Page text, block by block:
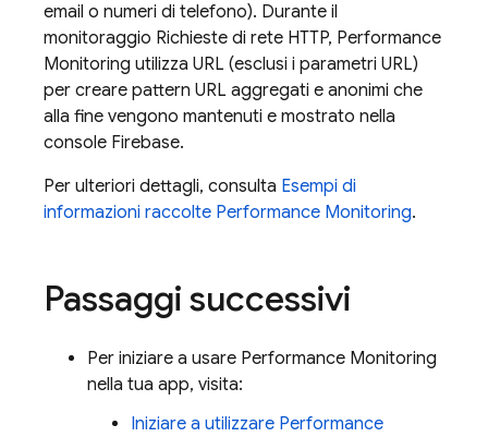
email o numeri di telefono). Durante il
monitoraggio Richieste di rete HTTP, Performance
Monitoring utilizza URL (esclusi i parametri URL)
per creare pattern URL aggregati e anonimi che
alla fine vengono mantenuti e mostrato nella
console Firebase.
Per ulteriori dettagli, consulta Esempi di
informazioni raccolte Performance Monitoring.
Passaggi successivi
Per iniziare a usare Performance Monitoring
nella tua app, visita:
Iniziare a utilizzare Performance